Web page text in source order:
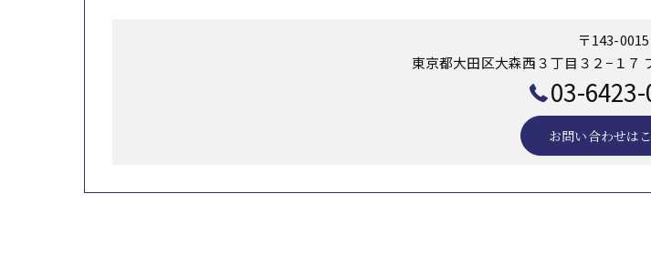
〒143-0015
東京都大田区大森西３丁目３２−１７
03-
お問い合わせは